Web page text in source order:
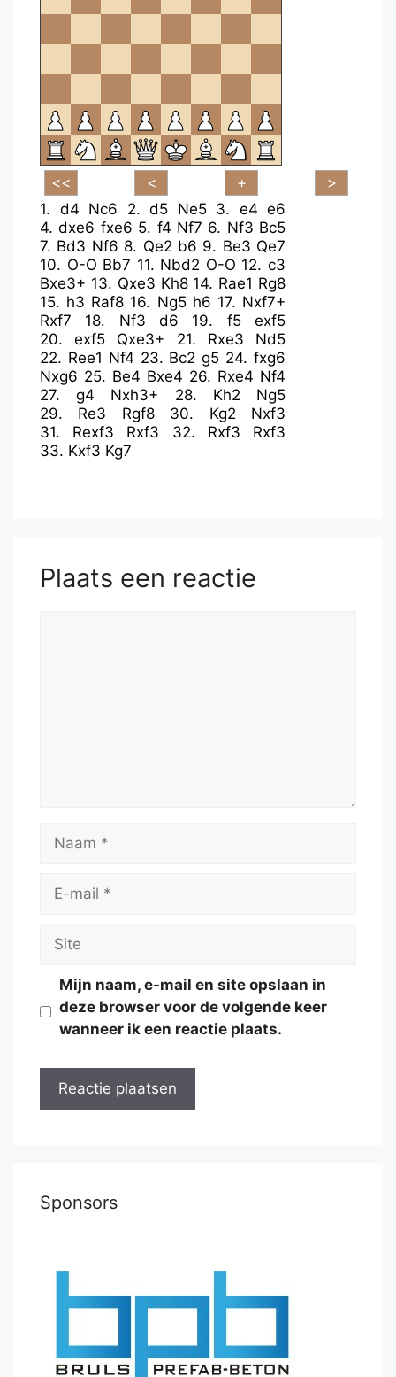
1. d4 Nc6 2. d5 Ne5 3. e4 e6
4.dxe6 fxe6 5. f4 Nf7 6. Nf3 Bc5
7. Bd3 Nf6 8. Qe2 b6 9. Be3 Qe7
10. O-O Bb7 11. Nbd2 O-O 12.c3
Bxe3+ 13. Qxe3 Kh8 14. Rae1 Rg8
15. h3 Raf8 16. Ng5 h6 17. Nxf7+
Rxf7
18. Nf3 d6 19. f5
exf5
20.exf5 Qxe3+ 21. Rxe3
Nd5
22. Ree1 Nf4 23. Bc2 g5 24.fxg6
Nxg6 25. Be4 Bxe4 26. Rxe4 Nf4
27.g4 Nxh3+ 28. Kh2
Ng5
29. Re3 Rgf8 30. Kg2
Nxf3
31. Rexf3 Rxf3 32. Rxf3
Rxf3
33. Kxf3 Kg7
Plaats een reactie
Naam
Site
Mijn naam, e-mail en site opslaan in
deze browser voor de volgende keer
wanneer ik een reactie plaats.
Sponsors